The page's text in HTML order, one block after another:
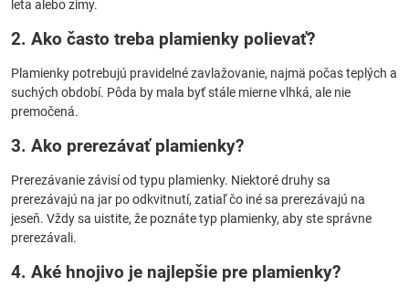
leta alebo zimy.
2. Ako často treba plamienky polievať?
Plamienky potrebujú pravidelné zavlažovanie, najmä počas teplých a
suchých období. Pôda by mala byť stále mierne vlhká, ale nie
premočená.
3. Ako prerezávať plamienky?
Prerezávanie závisí od typu plamienky. Niektoré druhy sa
prerezávajú na jar po odkvitnutí, zatiaľ čo iné sa prerezávajú na
jeseň. Vždy sa uistite, že poznáte typ plamienky, aby ste správne
prerezávali.
4. Aké hnojivo je najlepšie pre plamienky?